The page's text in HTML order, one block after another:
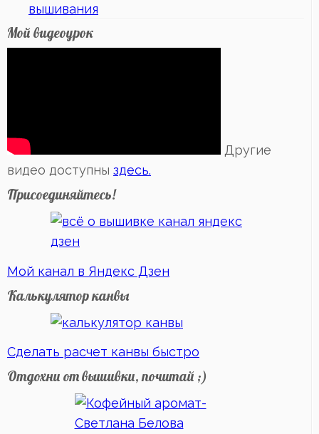
вышивания
Мой видеоурок
Другие
видео доступны здесь.
Присоединяйтесь!
Мой канал в Яндекс Дзен
Калькулятор канвы
Сделать расчет канвы быстро
Отдохни от вышивки, почитай ;)